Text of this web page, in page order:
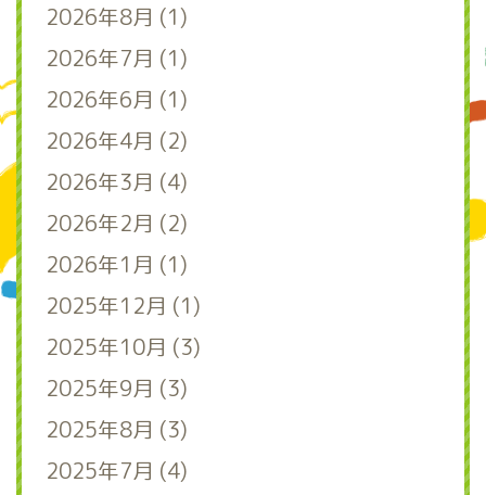
2026年8月 (1)
2026年7月 (1)
2026年6月 (1)
2026年4月 (2)
2026年3月 (4)
2026年2月 (2)
2026年1月 (1)
2025年12月 (1)
2025年10月 (3)
2025年9月 (3)
2025年8月 (3)
2025年7月 (4)